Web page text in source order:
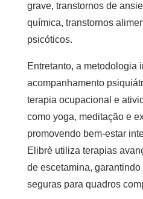
grave, transtornos de
química, transtornos
psicóticos.
Entretanto, a metodologia
acompanhamento
terapia ocupacional e
como yoga, meditação e
promovendo bem-estar
Elibrè utiliza terapias
de escetamina,
seguras para quadros